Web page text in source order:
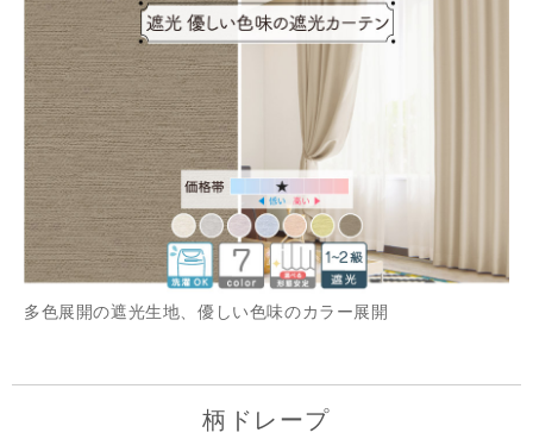
多色展開の遮光生地、優しい色味のカラー展開
柄ドレープ